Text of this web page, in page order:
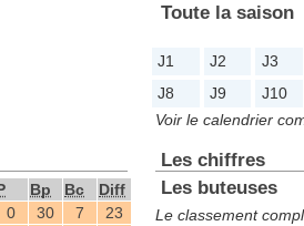
Toute la saison
J1 J2 J3
J8
J9
J10
Voir le calendrier
Bp Bc
Diff
0 30 7
23
Les chiffres
Les buteuses
Le classement